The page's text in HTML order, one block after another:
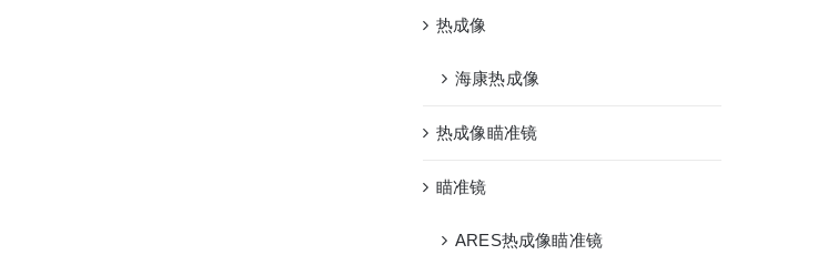
热成像
海康热成像
热成像瞄准镜
瞄准镜
ARES热成像瞄准镜